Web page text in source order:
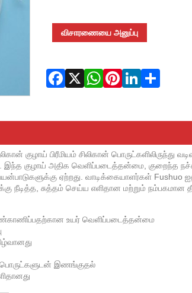
விசாரணையை அனுப்பு
குழாய் பிரீமியம் சிலிகான் பொருட்களிலிருந்து
இந்த குழாய் அதிக வெளிப்படைத்தன்மை, குறைந்த
ஏற்றது. வாடிக்கையாளர்கள் Fushuo
நீடித்த, சுத்தம் செய்ய எளிதான மற்றும் நம்பகமான
உயர் வெளிப்படைத்தன்மை
பொருட்களுடன் இணங்குதல்